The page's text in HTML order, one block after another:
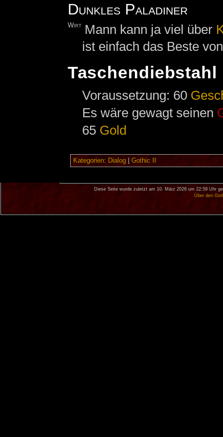
Dunkles Paladiner
Wirt Mann kann ja viel über
ist einfach das Beste
Taschendiebstahl
Voraussetzung: 60
Es wäre gewagt seinen
65 Gold
Kategorien: Dialog| Gothic II
Diese Seite wurde zuletzt am 10. März 2026 um 22:59 Uhr
Über den